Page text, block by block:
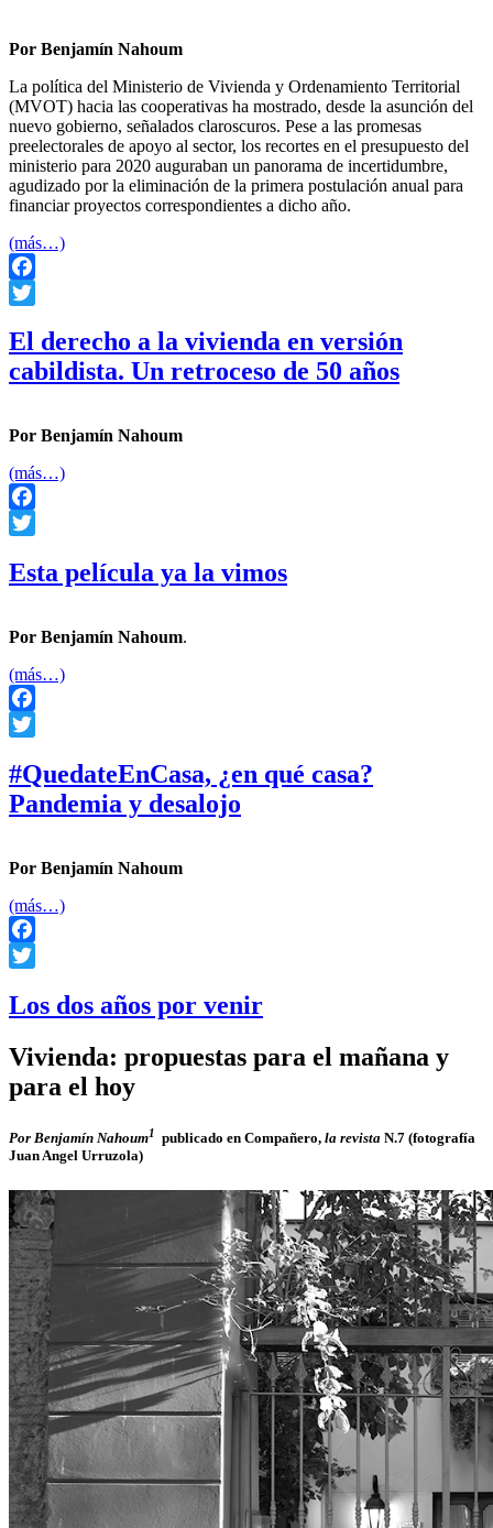
Por Benjamín Nahoum
La política del Ministerio de Vivienda y Ordenamiento Territorial
(MVOT) hacia las cooperativas ha mostrado, desde la asunción del
nuevo gobierno, señalados claroscuros. Pese a las promesas
preelectorales de apoyo al sector, los recortes en el presupuesto del
ministerio para 2020 auguraban un panorama de incertidumbre,
agudizado por la eliminación de la primera postulación anual para
financiar proyectos correspondientes a dicho año.
(más…)
Facebook
El derecho a la vivienda en versión
cabildista. Un retroceso de 50 años
Por Benjamín Nahoum
(más…)
Facebook
Esta película ya la vimos
Por Benjamín Nahoum.
(más…)
Facebook
#QuedateEnCasa, ¿en qué casa?
Pandemia y desalojo
Por Benjamín Nahoum
(más…)
Facebook
Los dos años por venir
Vivienda: propuestas para el mañana y
para el hoy
Por Benjamín Nahoum1 publicado en Compañero, la revista N.7 (fotografía
Juan Angel Urruzola)